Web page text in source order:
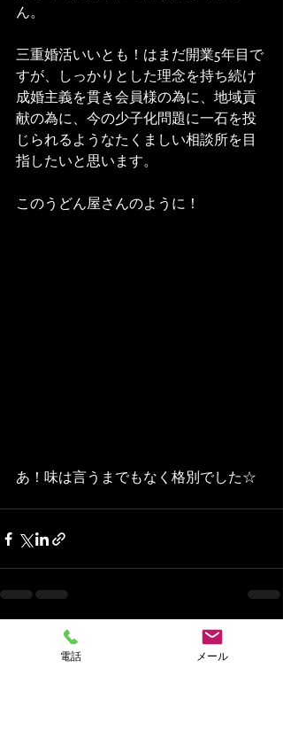
ん。
三重婚活いいとも！はまだ開業5年目で
すが、しっかりとした理念を持ち続け
成婚主義を貫き会員様の為に、地域貢
献の為に、今の少子化問題に一石を投
じられるようなたくましい相談所を目
指したいと思います。
このうどん屋さんのように！
あ！味は言うまでもなく格別でした☆
すべて表示
電話 メール